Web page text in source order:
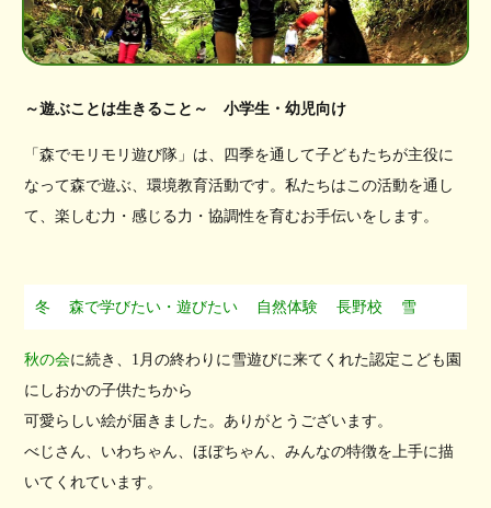
～遊ぶことは生きること～ 小学生・幼児向け
「森でモリモリ遊び隊」は、四季を通して子どもたちが主役に
なって森で遊ぶ、環境教育活動です。私たちはこの活動を通し
て、楽しむ力・感じる力・協調性を育むお手伝いをします。
冬 森で学びたい・遊びたい 自然体験 長野校 雪
秋の会に続き、1月の終わりに雪遊びに来てくれた認定こども園
にしおかの子供たちから
可愛らしい絵が届きました。ありがとうございます。
べじさん、いわちゃん、ほぼちゃん、みんなの特徴を上手に描
いてくれています。